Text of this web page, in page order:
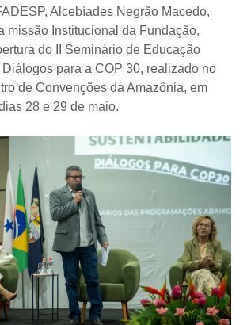
Alcebíades Negrão Macedo,
missão Institucional da Fundação,
do II Seminário de Educação
para a COP 30, realizado no
de Convenções da Amazônia, em
28 e 29 de maio.